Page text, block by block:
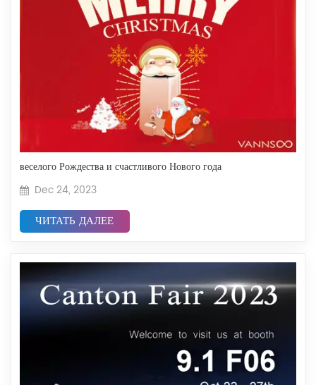
веселого Рождества и счастливого Нового года
Dec 24, 2023
ЧИТАТЬ ДАЛЕЕ